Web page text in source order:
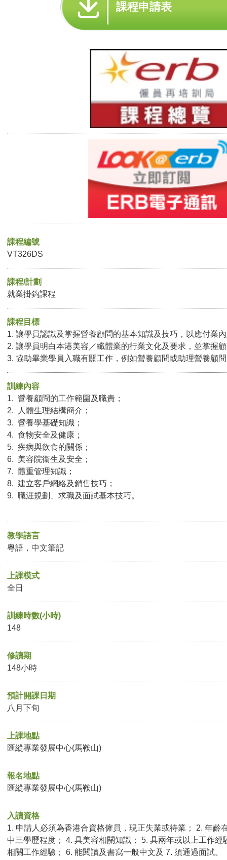
課程申請表
課程編號
VT326DS
課程/計劃
就業掛鈎課程
課程目標
1. 讓學員認識及掌握營養顧問的基本知識及技巧，以應付業
2. 讓學員明白本港美容／纖體業的行業文化及要求，並掌握
3. 協助畢業學員入職有關工作，例如營養顧問或助理營養顧
訓練內容
1. 營養顧問的工作範圍及職責；
2. 人體生理結構簡介；
3. 營養學基礎知識；
4. 食物安全及健康；
5. 疾病與飲食的關係；
6. 美容院衞生及安全；
7. 體重管理知識；
8. 建立客戶網絡及銷售技巧；
9. 職涯規劃、求職及面試基本技巧。
教學語言
粵語，中文筆記
上課模式
全日
訓練時數(小時)
148
修讀期
148小時
預計開課日期
八月下旬
上課地點
匯縱專業發展中心(馬鞍山)
報名地點
匯縱專業發展中心(馬鞍山)
入讀資格
1. 申請人必須為香港合資格僱員，現正失業或待業； 2. 年齡
中三學歷程度； 4. 具美容相關知識； 5. 具兩年或以上工作經
相關工作經驗； 6. 能閱讀及書寫一般中文及 7. 須通過面試。